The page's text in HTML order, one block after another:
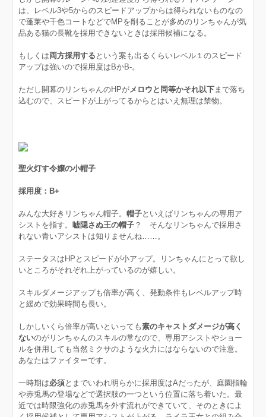
は、レベル3や5からのスピードアップからは得られないものなの
で蓬莱や千色コートなどでMPを削ることが多めのリンちゃんが気
品ある猫の長靴を採用できないときは採用候補になる。
もしくは両方採用する という案も出るくらいレベル１のスピード
アップは強いので採用度はBかB-。
ただし開幕のリンちゃんのHPがメロウと同等かそれ以下まで落ち
込むので、スピードが上がってるからとはいえ無理は禁物。
聖火灯す令嬢の小帽子
採用度：B+
みんな大好きリンちゃん帽子。 帽子といえばリンちゃんの専用ア
シストを指す。 嘘隠さぬ王の帽子 ？ そんなリンちゃんで採用さ
れない青いアシストは知りませんね……。
ステータスはHPとスピードが小アップ。リンちゃんにとって欲し
いところがそれぞれ上がっているのが嬉しい。
スキルダメージアップも倍率が高く、発動条件もレベルアップ時
と緩めで効果時間も長い。
しかしいくら倍率が高いといっても素のキャストダメージが高く
ないのがリンちゃんのスキルの常なので、専用アシストやショー
ルを併用しても当然ミクサのような火力にはならないので注意。
あなたはファイターです。
一時期は必須とまでいわれ明らかに採用度はAだったが、庭園指輪
や赤兎馬の登場などで選択肢の一つという位置に落ち着いた。最
近では時限強化の赤兎馬を外す流れができていて、そのときによ